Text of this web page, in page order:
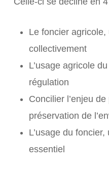
Le foncier
collectivement
L’usage agricole
régulation
Concilier l’enjeu
préservation de
L’usage du
essentiel